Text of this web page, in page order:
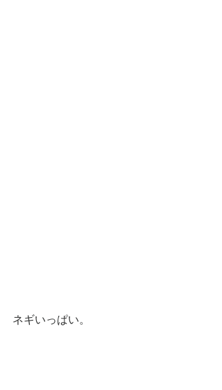
ネギいっぱい。